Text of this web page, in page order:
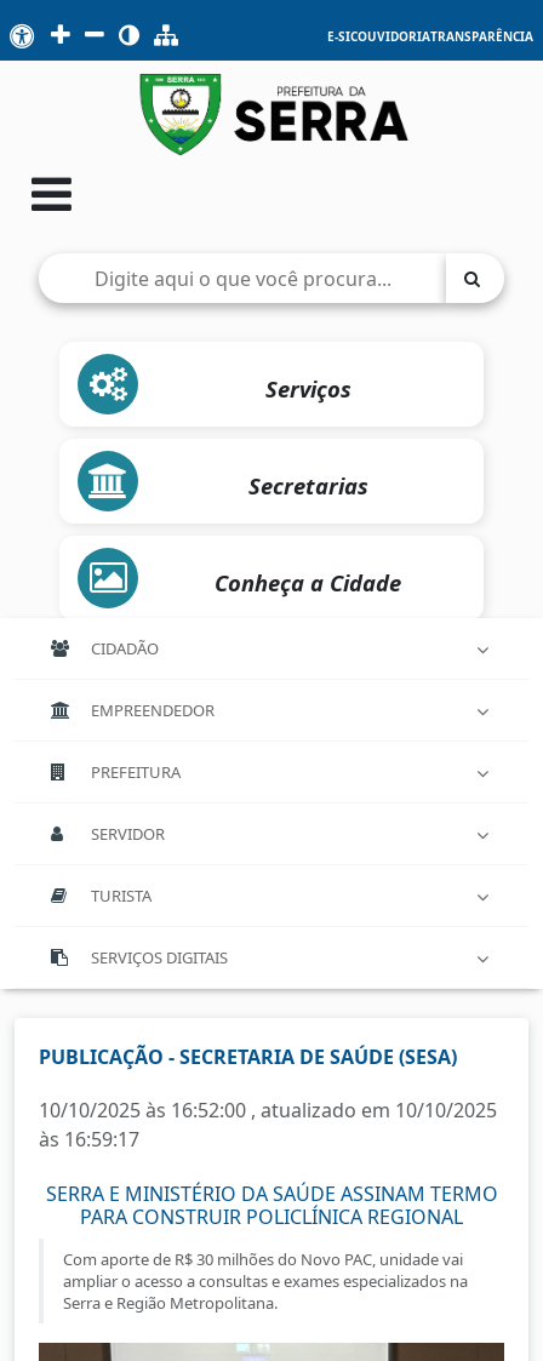
E-SICOUVIDORIATRANSPARÊNCIA
Serviços
Secretarias
Conheça a Cidade
CIDADÃO
EMPREENDEDOR
PREFEITURA
SERVIDOR
TURISTA
SERVIÇOS DIGITAIS
PUBLICAÇÃO - SECRETARIA DE SAÚDE (SESA)
10/10/2025 às 16:52:00 , atualizado em 10/10/2025
às 16:59:17
SERRA E MINISTÉRIO DA SAÚDE ASSINAM TERMO
PARA CONSTRUIR POLICLÍNICA REGIONAL
Com aporte de R$ 30 milhões do Novo PAC, unidade vai
ampliar o acesso a consultas e exames especializados na
Serra e Região Metropolitana.